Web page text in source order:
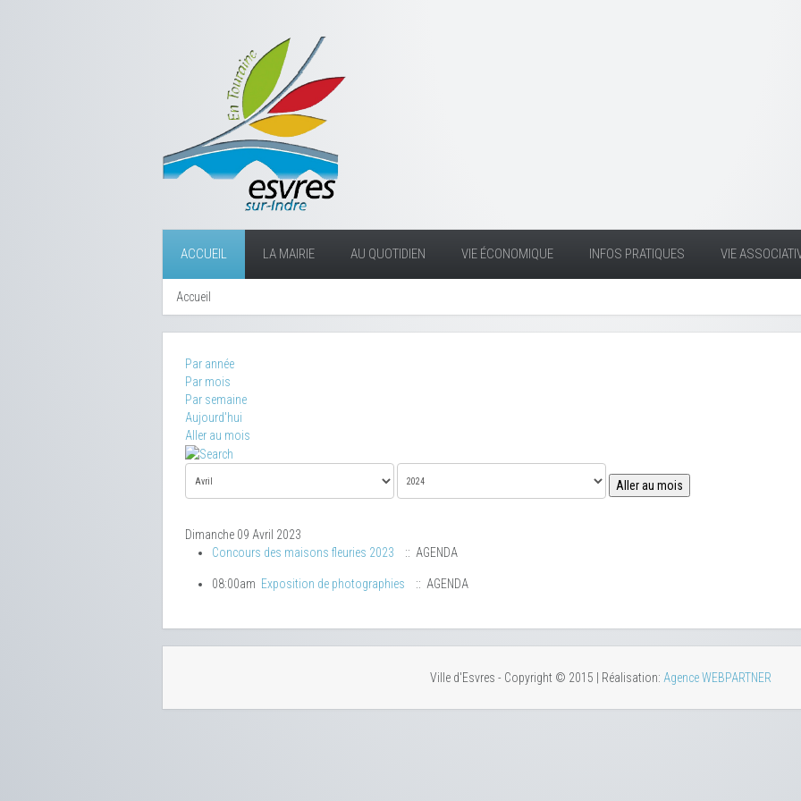
ACCUEIL LA MAIRIE AU QUOTIDIEN VIE ÉCONOMIQUE INFOS PRATIQUES VIE
Accueil
Par année
Par mois
Par semaine
Aujourd'hui
Aller au mois
Aller au mois
Dimanche 09 Avril 2023
Concours des maisons fleuries 2023
:: AGENDA
08:00am Exposition de photographies :: AGENDA
Ville d'Esvres - Copyright © 2015 | Réalisation: Agence WEBPARTNER